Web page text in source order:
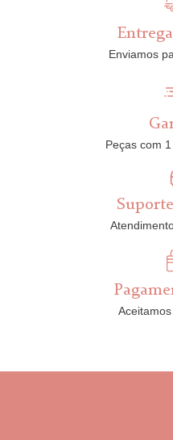
Enviamos
Peças com